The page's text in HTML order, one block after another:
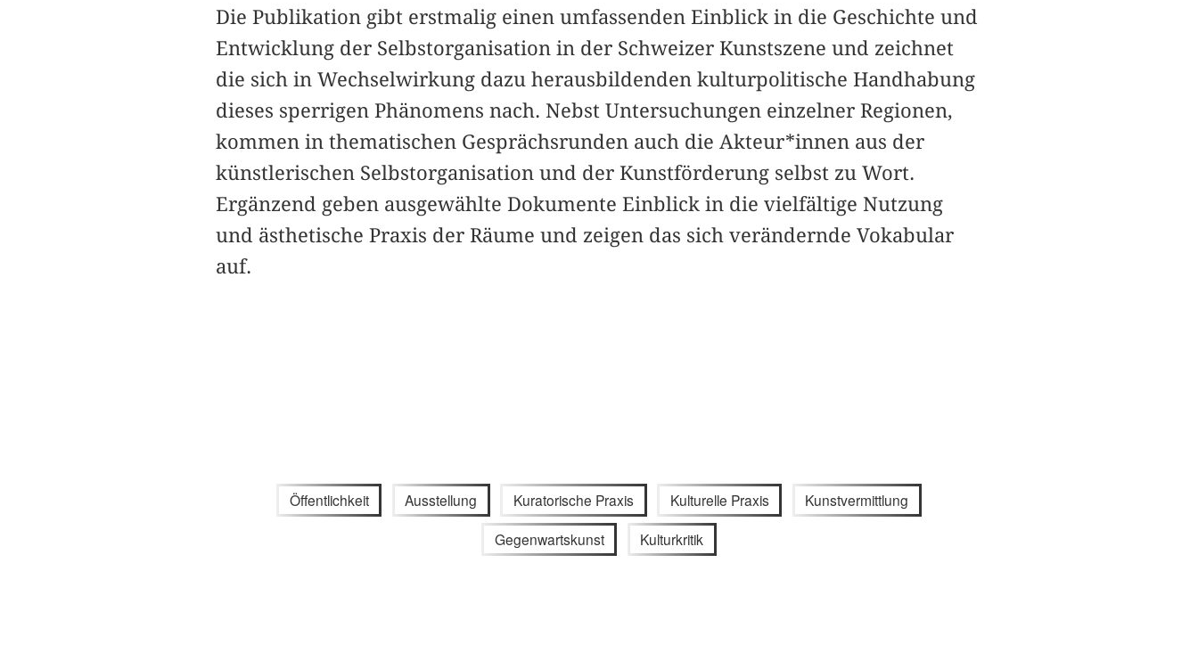
Die Publikation gibt erstmalig einen umfassenden Einblick in die Geschichte und
Entwicklung der Selbstorganisation in der Schweizer Kunstszene und zeichnet
die sich in Wechselwirkung dazu herausbildenden kulturpolitische Handhabung
dieses sperrigen Phänomens nach. Nebst Untersuchungen einzelner Regionen,
kommen in thematischen Gesprächsrunden auch die Akteur*innen aus der
künstlerischen Selbstorganisation und der Kunstförderung selbst zu Wort.
Ergänzend geben ausgewählte Dokumente Einblick in die vielfältige Nutzung
und ästhetische Praxis der Räume und zeigen das sich verändernde Vokabular
auf.
Öffentlichkeit Ausstellung Kuratorische Praxis Kulturelle Praxis Kunstvermittlung
Gegenwartskunst Kulturkritik